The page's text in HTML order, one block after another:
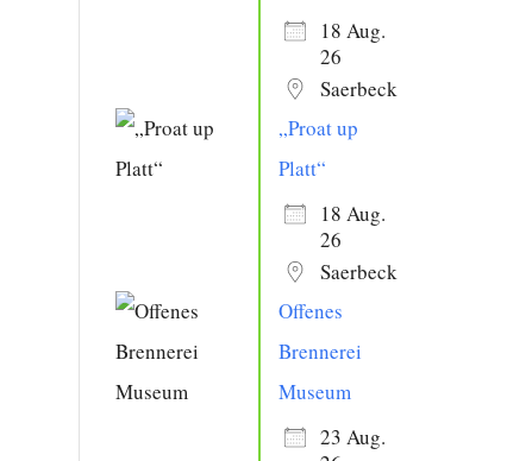
18 Aug.
26
Saerbeck
„Proat up
Platt“
18 Aug.
26
Saerbeck
Offenes
Brennerei
Museum
23 Aug.